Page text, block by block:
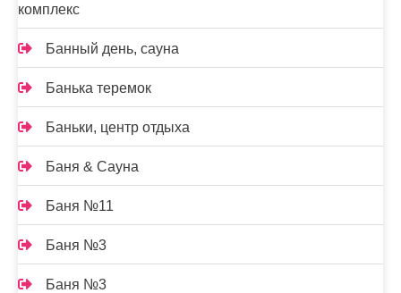
комплекс
Банный день, сауна
Банька теремок
Баньки, центр отдыха
Баня & Сауна
Баня №11
Баня №3
Баня №3